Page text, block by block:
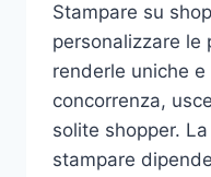
Stampare su
personalizzare le
renderle uniche
concorrenza,
solite shopper.
stampare